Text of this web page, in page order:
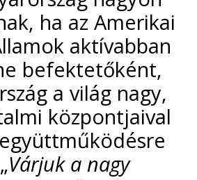
ha az Amerikai
aktívabban
befektetőként,
a világ nagy,
központjaival
Várjuk a nagy